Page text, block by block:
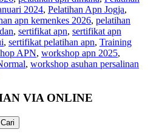
2024, Pelatihan Apn Jogja,
apn kemenkes 2026, pelatihan
, sertifikat apn, sertifikat apn
, sertifikat pelatihan apn, Training
APN, workshop apn 2025,
, workshop asuhan persalinan
VIA ONLINE